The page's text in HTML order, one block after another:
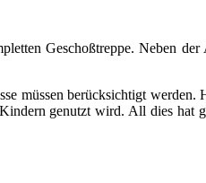
Geschoßtreppe.Neben der
müssen berücksichtigt werden.
genutzt wird. All dies hat